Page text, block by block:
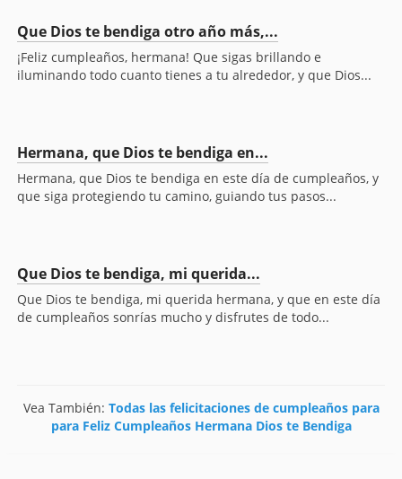
Que Dios te bendiga otro año más,...
¡Feliz cumpleaños, hermana! Que sigas brillando e
iluminando todo cuanto tienes a tu alrededor, y que Dios...
Hermana, que Dios te bendiga en...
Hermana, que Dios te bendiga en este día de cumpleaños, y
que siga protegiendo tu camino, guiando tus pasos...
Que Dios te bendiga, mi querida...
Que Dios te bendiga, mi querida hermana, y que en este día
de cumpleaños sonrías mucho y disfrutes de todo...
Vea También: Todas las felicitaciones de cumpleaños para
para Feliz Cumpleaños Hermana Dios te Bendiga